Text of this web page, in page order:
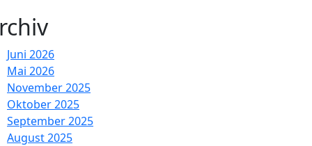
Juni 2026
Mai 2026
November 2025
Oktober 2025
September 2025
August 2025